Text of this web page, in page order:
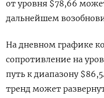
от уровня $78,66
дальнейшем
На дневном графике
сопротивление на
путь к диапазону
тренд может